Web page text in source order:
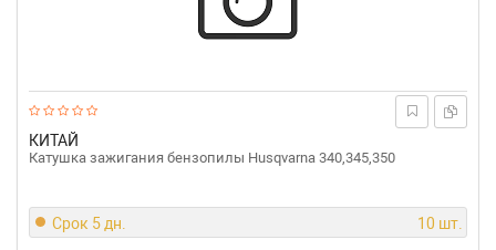
КИТАЙ
Катушка зажигания бензопилы Husqvarna 340,345,350
Срок 5 дн. 10 шт.